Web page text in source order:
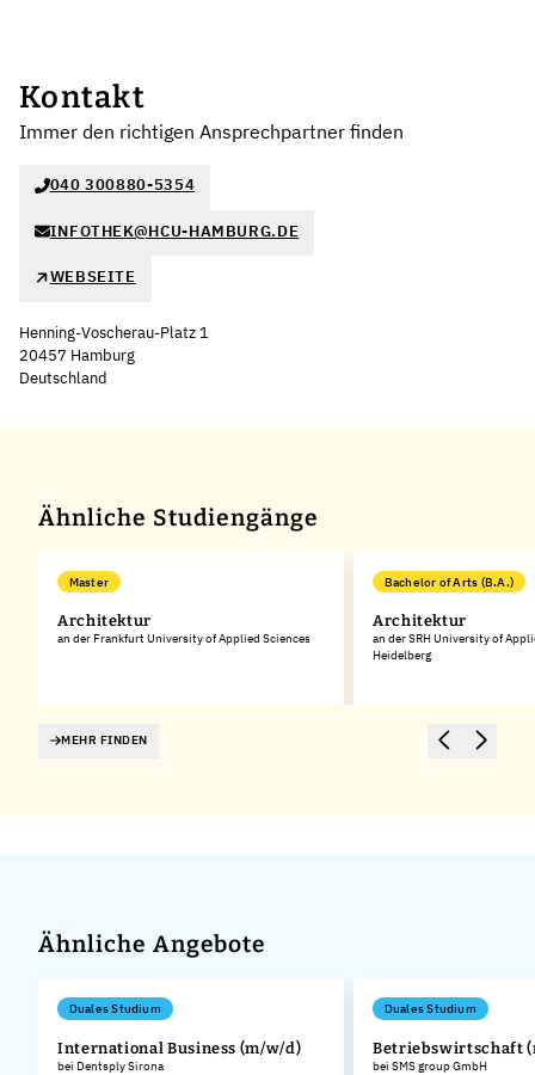
Kontakt
Immer den richtigen Ansprechpartner finden
040 300880-5354
INFOTHEK@HCU-HAMBURG.DE
WEBSEITE
Henning-Voscherau-Platz 1
20457 Hamburg
Deutschland
Ähnliche Studiengänge
Master
Architektur
an der Frankfurt University of Applied Sciences
Bachelor of Arts (B.A.)
Architektur
an der SRH University of
Heidelberg
MEHR FINDEN
Ähnliche Angebote
Duales Studium
International Business (m/w/d)
bei Dentsply Sirona
Duales Studium
Betriebswirtschaft
bei SMS group GmbH